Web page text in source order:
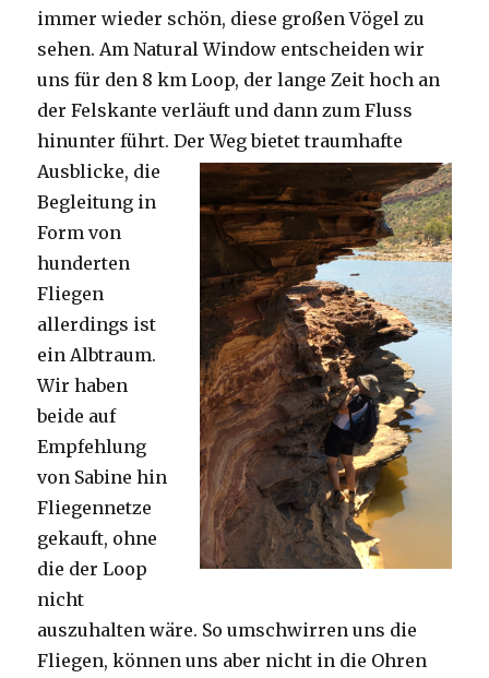
immer wieder schön, diese großen Vögel zu
sehen. Am Natural Window entscheiden wir
uns für den 8 km Loop, der lange Zeit hoch an
der Felskante verläuft und dann zum Fluss
hinunter führt. Der Weg bietet traumhafte
Ausblicke, die
Begleitung in
Form von
hunderten
Fliegen
allerdings ist
ein Albtraum.
Wir haben
beide auf
Empfehlung
von Sabine hin
Fliegennetze
gekauft, ohne
die der Loop
nicht
auszuhalten wäre. So umschwirren uns die
Fliegen, können uns aber nicht in die Ohren